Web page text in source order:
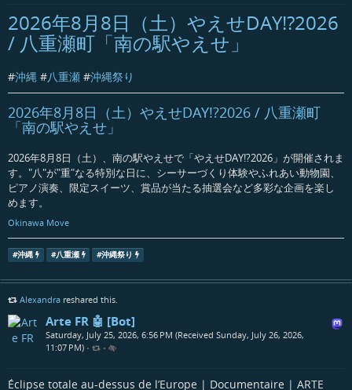
2026年8月8日（土）やえせDAY!?2026
/ 八重瀬町「南の駅やえせ」
#沖縄 #八重瀬 #沖縄祭り
2026年8月8日（土）やえせDAY!?2026 / 八重瀬町
「南の駅やえせ」
2026年8月8日（土）、南の駅やえせで「やえせDAY!?2026」が開催されま
す。"八"が"重"なる特別な日に、シーサーづくり体験やふれあい動物園、
ピアノ演奏、限定スイーツ、賞品が当たる抽選会など多彩な企画を楽し
めます。
Okinawa Move
#沖縄 #八重瀬 #沖縄祭り
Alexandra reshared this.
Arte FR 🤖 [Bot]
Saturday, July 25, 2026, 6:56 PM (Received Sunday, July 26, 2026,
11:07 PM) • •
Éclipse totale au-dessus de l’Europe | Documentaire | ARTE